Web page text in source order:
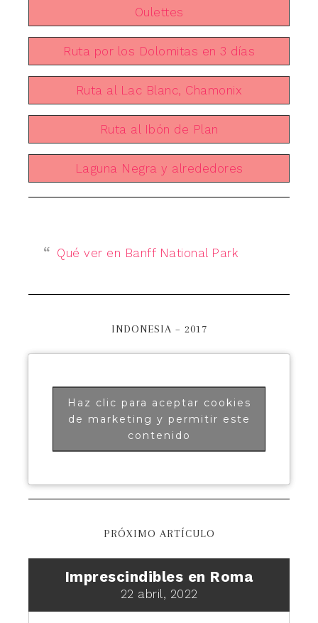
Oulettes
Ruta por los Dolomitas en 3 días
Ruta al Lac Blanc, Chamonix
Ruta al Ibón de Plan
Laguna Negra y alrededores
Qué ver en Banff National Park
INDONESIA – 2017
Haz clic para aceptar cookies
de marketing y permitir este
contenido
PRÓXIMO ARTÍCULO
Imprescindibles en Roma
22 abril, 2022